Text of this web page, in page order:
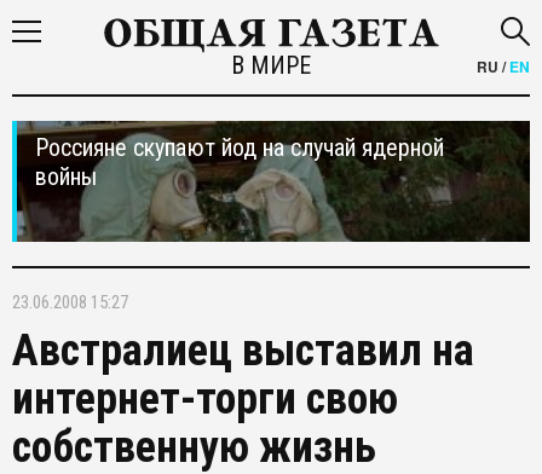
В МИРЕ RU /EN
Россияне скупают йод на случай ядерной
войны
23.06.2008 15:27
Австралиец выставил на
интернет-торги свою
собственную жизнь